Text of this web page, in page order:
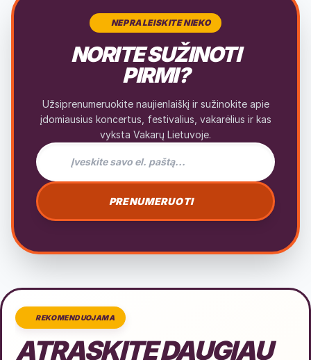
NEPRALEISKITE NIEKO
NORITE SUŽINOTI
PIRMI?
Užsiprenumeruokite naujienlaiškį ir sužinokite apie
įdomiausius koncertus, festivalius, vakarėlius ir kas
vyksta Vakarų Lietuvoje.
El. pašto adresas naujienlaiškiui
PRENUMERUOTI
REKOMENDUOJAMA
ATRASKITE DAUGIAU